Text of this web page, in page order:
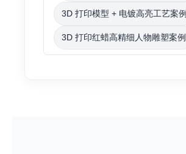
3D 打印模型 + 电镀高亮工艺案例
3D 打印红蜡高精细人物雕塑案例